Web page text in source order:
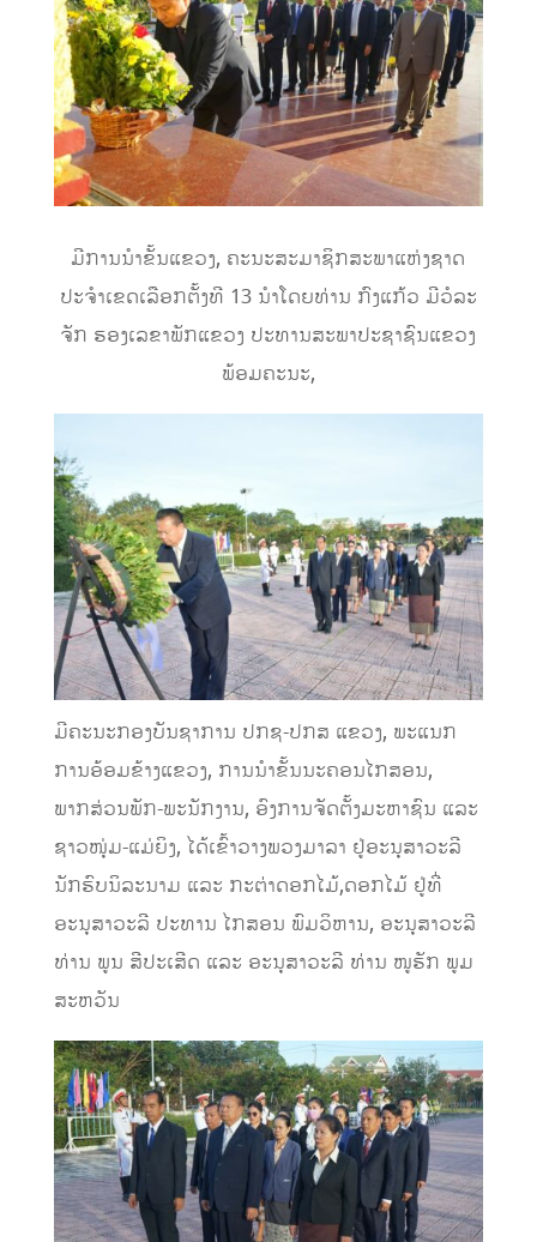
ມີການນຳຂັ້ນແຂວງ, ຄະນະສະມາຊິກສະພາແຫ່ງຊາດ
ປະຈຳເຂດເລືອກຕັ້ງທີ 13​ ນຳໂດຍທ່ານ ກົງແກ້ວ​ ມີວໍລະ
ຈັກ​ ຮອງເລຂາພັກແຂວງ​ ປະທານສະພາປະຊາຊົນແຂວງ​
ພ້ອມຄະນະ,
ມີຄະນະກອງບັນຊາການ ປກຊ-ປກສ ແຂວງ, ພະແນກ
ການອ້ອມຂ້າງແຂວງ, ການນຳຂັ້ນນະຄອນໄກສອນ,
ພາກສ່ວນພັກ-ພະນັກງານ, ອົງການຈັດຕັ້ງມະຫາຊົນ ແລະ
ຊາວໜຸ່ມ-ແມ່ຍິງ, ໄດ້ເຂົ້າວາງພວງມາລາ ຢູ່ອະນຸສາວະລີ
ນັກຮົບນິລະນາມ ແລະ ກະຕ່າດອກໄມ້,ດອກໄມ້ ຢູ່ທີ່
ອະນຸສາວະລີ ປະທານ ໄກສອນ ພົມວິຫານ, ອະນຸສາວະລີ
ທ່ານ ພູນ ສີປະເສີດ ແລະ ອະນຸສາວະລີ ທ່ານ ໜູຮັກ ພູມ
ສະຫວັນ